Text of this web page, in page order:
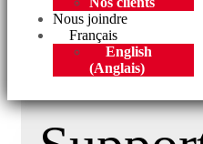
Nous joindre
Français
English
(Anglais)